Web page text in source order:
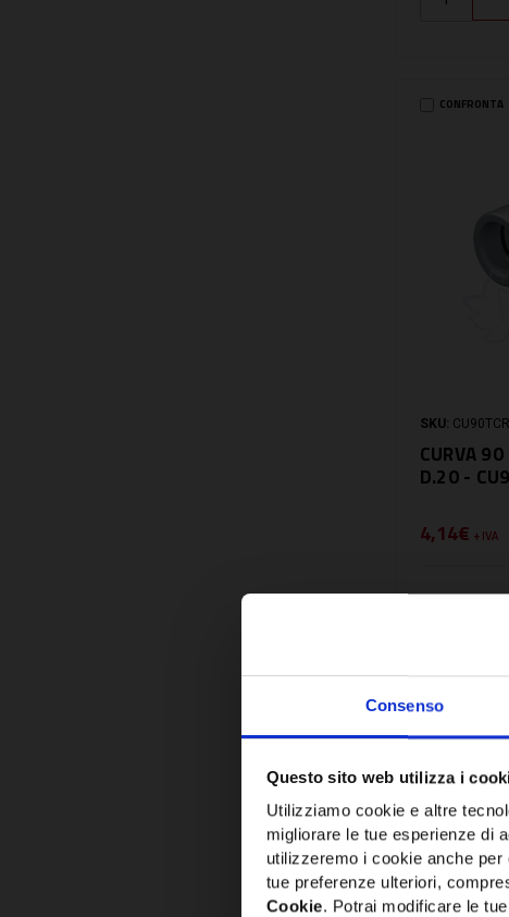
Consenso
Questo sito web utilizza i
Utilizziamo cookie e altre
migliorare le tue esperienze di
utilizzeremo i cookie anche
tue preferenze ulteriori,
Cookie. Potrai modificare le
CONFRONTA
SKU:
CURVA 90
D.20 -
4,14€ + IVA
CONFRONTA